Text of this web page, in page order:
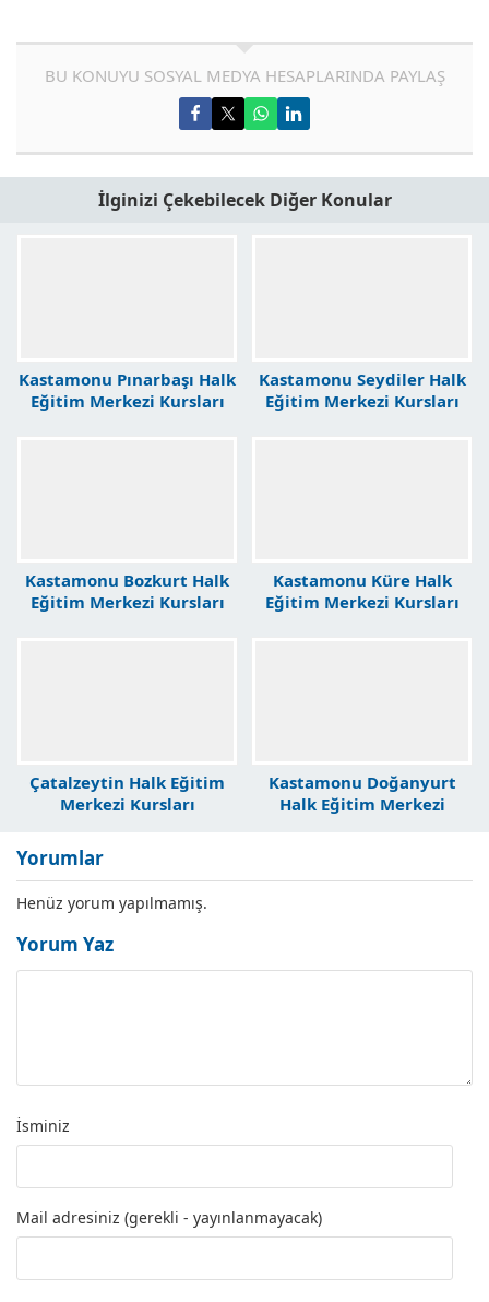
BU KONUYU SOSYAL MEDYA HESAPLARINDA PAYLAŞ
İlginizi Çekebilecek Diğer Konular
Kastamonu Pınarbaşı Halk
Eğitim Merkezi Kursları
Kastamonu Seydiler Halk
Eğitim Merkezi Kursları
Kastamonu Bozkurt Halk
Eğitim Merkezi Kursları
Kastamonu Küre Halk
Eğitim Merkezi Kursları
Çatalzeytin Halk Eğitim
Merkezi Kursları
Kastamonu Doğanyurt
Halk Eğitim Merkezi
Yorumlar
Henüz yorum yapılmamış.
Yorum Yaz
İsminiz
Mail adresiniz (gerekli - yayınlanmayacak)